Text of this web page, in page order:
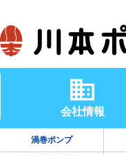
会社情報
渦巻ポンプ